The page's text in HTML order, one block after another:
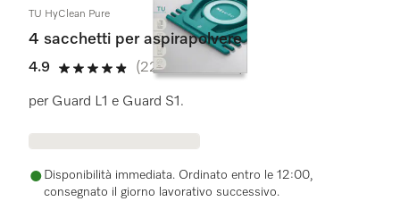
TU HyClean Pure
4 sacchetti per aspirapolvere
4.9
4.9 su 5 stelle
(226 Recensioni)
per Guard L1 e Guard S1.
Disponibilità immediata. Ordinato entro le 12:00,
consegnato il giorno lavorativo successivo.